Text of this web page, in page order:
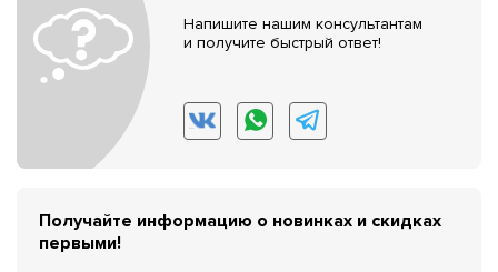
Напишите нашим консультантам
и получите быстрый ответ!
Получайте информацию о новинках и скидках
первыми!